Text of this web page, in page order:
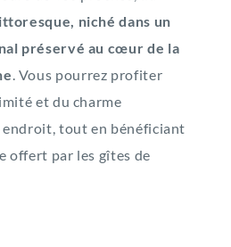
?
?
?
?
niché dans un
préservé au cœur de la
. Vous pourrez profiter
et du charme
tout en bénéficiant
offert par les gîtes de